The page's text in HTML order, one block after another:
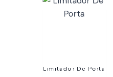
Limitador De Porta